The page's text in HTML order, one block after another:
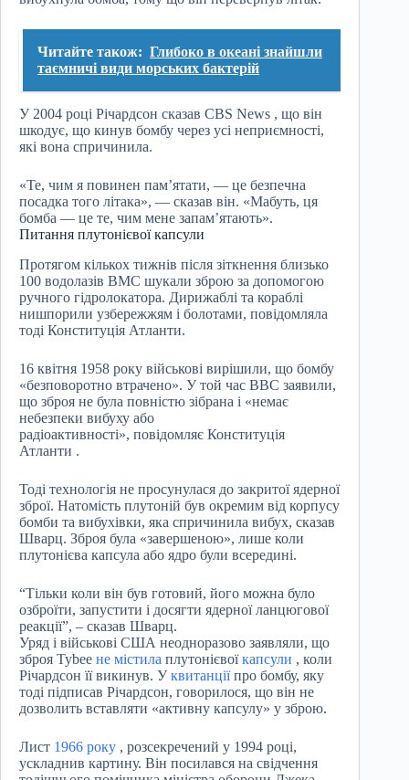
Читайте також: Глибоко в океані знайшли
таємничі види морських бактерій
У 2004 році Річардсон сказав CBS News , що він
шкодує, що кинув бомбу через усі неприємності,
які вона спричинила.
«Те, чим я повинен пам’ятати, — це безпечна
посадка того літака», — сказав він. «Мабуть, ця
бомба — це те, чим мене запам’ятають».
Питання плутонієвої капсули
Протягом кількох тижнів після зіткнення близько
100 водолазів ВМС шукали зброю за допомогою
ручного гідролокатора. Дирижаблі та кораблі
нишпорили узбережжям і болотами, повідомляла
тоді Конституція Атланти.
16 квітня 1958 року військові вирішили, що бомбу
«безповоротно втрачено». У той час ВВС заявили,
що зброя не була повністю зібрана і «немає
небезпеки вибуху або
радіоактивності», повідомляє Конституція
Атланти .
Тоді технологія не просунулася до закритої ядерної
зброї. Натомість плутоній був окремим від корпусу
бомби та вибухівки, яка спричинила вибух, сказав
Шварц. Зброя була «завершеною», лише коли
плутонієва капсула або ядро ​​були всередині.
“Тільки коли він був готовий, його можна було
озброїти, запустити і досягти ядерної ланцюгової
реакції”, – сказав Шварц.
Уряд і військові США неодноразово заявляли, що
зброя Tybee не містила плутонієвоїкапсули , коли
Річардсон її викинув. Уквитанціїпро бомбу, яку
тоді підписав Річардсон, говорилося, що він не
дозволить вставляти «активну капсулу» у зброю.
Лист 1966 року , розсекречений у 1994 році,
ускладнив картину. Він посилався на свідчення